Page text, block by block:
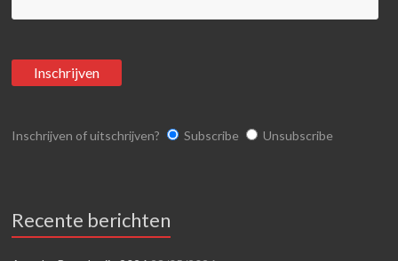
Inschrijven of uitschrijven? Subscribe Unsubscribe
Recente berichten